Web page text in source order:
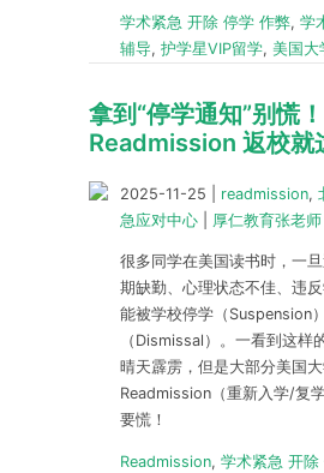
学术紧急 开除 停学 作弊, 学
辅导, 护学星VIP留学, 美国大
拿到“停学通知”别慌！
Readmission 返校就
2025-11-25 readmission,
急应对中心
厚仁教育张老师
很多同学在美国读书时，一
期缺勤、心理状态不佳、违
能被学校停学（Suspension
（Dismissal）。一看到这样
晴天霹雳，但是大部分美国
Readmission（重新入学/复
要慌！
Readmission, 学术紧急 开除